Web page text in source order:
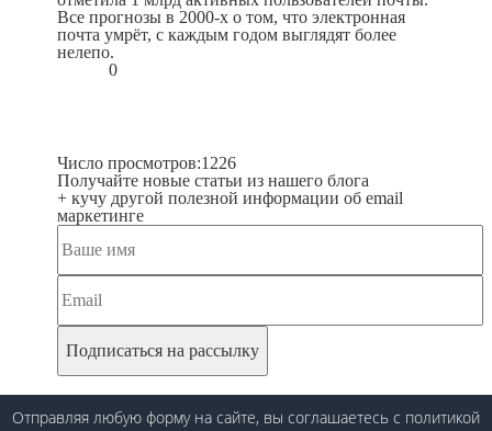
Все прогнозы в 2000-х о том, что электронная
почта умрёт, с каждым годом выглядят более
нелепо.
0
Число просмотров:1226
Получайте новые статьи из нашего блога
+ кучу другой полезной информации об email
маркетинге
Отправляя любую форму на сайте, вы соглашаетесь с политикой